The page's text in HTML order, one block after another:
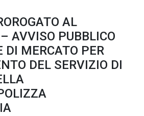
AL
AVVISO PUBBLICO
DI MERCATO PER
DEL SERVIZIO DI